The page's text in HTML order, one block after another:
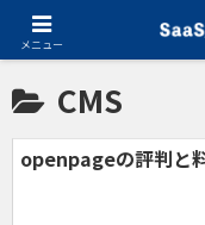
ホーム CMS
CMS
openpageの評判と
メニュー